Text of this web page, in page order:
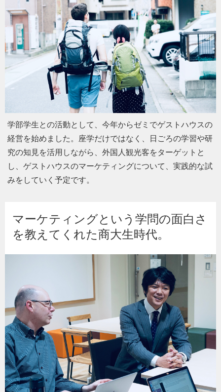
学部学生との活動として、今年からゼミでゲストハウスの
経営を始めました。座学だけではなく、日ごろの学習や研
究の知見を活用しながら、外国人観光客をターゲットと
し、ゲストハウスのマーケティングについて、実践的な試
みをしていく予定です。
マーケティングという学問の面白さ
を教えてくれた商大生時代。